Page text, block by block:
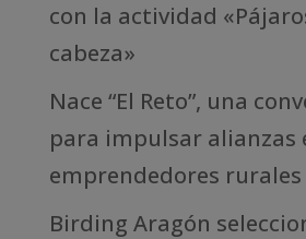
con la actividad
cabeza»
Nace “El Reto”, una
para impulsar alianzas
emprendedores rurales
Birding Aragón